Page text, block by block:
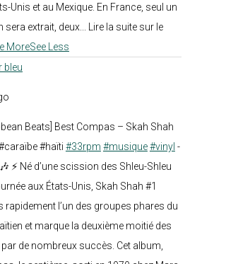
Unis et au Mexique. En France, seul un
sera extrait, deux... Lire la suite sur le
MoreSee Less
bleu
Beats] Best Compas – Skah Shah
#haïti #33rpm #musique#vinyl -
⚡ Né d’une scission des Shleu-Shleu
aux États-Unis, Skah Shah #1
rapidement l’un des groupes phares du
et marque la deuxième moitié des
de nombreux succès. Cet album,